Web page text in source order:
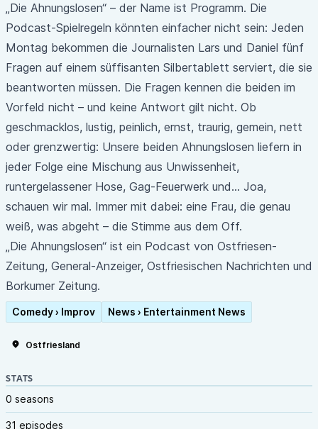
„Die Ahnungslosen“ – der Name ist Programm. Die
Podcast-Spielregeln könnten einfacher nicht sein: Jeden
Montag bekommen die Journalisten Lars und Daniel fünf
Fragen auf einem süffisanten Silbertablett serviert, die sie
beantworten müssen. Die Fragen kennen die beiden im
Vorfeld nicht – und keine Antwort gilt nicht. Ob
geschmacklos, lustig, peinlich, ernst, traurig, gemein, nett
oder grenzwertig: Unsere beiden Ahnungslosen liefern in
jeder Folge eine Mischung aus Unwissenheit,
runtergelassener Hose, Gag-Feuerwerk und… Joa,
schauen wir mal. Immer mit dabei: eine Frau, die genau
weiß, was abgeht – die Stimme aus dem Off.
„Die Ahnungslosen“ ist ein Podcast von Ostfriesen-
Zeitung, General-Anzeiger, Ostfriesischen Nachrichten und
Borkumer Zeitung.
Comedy › Improv News › Entertainment News
Ostfriesland
STATS
0 seasons
31 episodes